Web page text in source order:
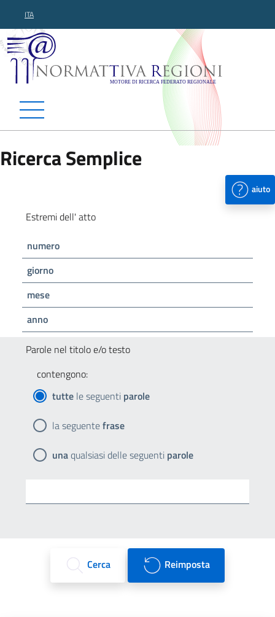
ITA
Normattiva Regioni -
Ricerca Semplice
aiuto
Estremi dell' atto
numero
giorno
mese
anno
Parole nel titolo e/o testo
contengono:
tutte le seguenti parole
la seguentefrase
unaqualsiasi delle seguenti parole
Cerca Reimposta